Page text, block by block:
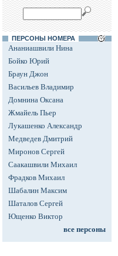
ПЕРСОНЫ НОМЕРА
Ананиашвили Нина
Бойко Юрий
Браун Джон
Васильев Владимир
Домнина Оксана
Жмайель Пьер
Лукашенко Александр
Медведев Дмитрий
Миронов Сергей
Саакашвили Михаил
Фрадков Михаил
Шабалин Максим
Шаталов Сергей
Ющенко Виктор
все персоны